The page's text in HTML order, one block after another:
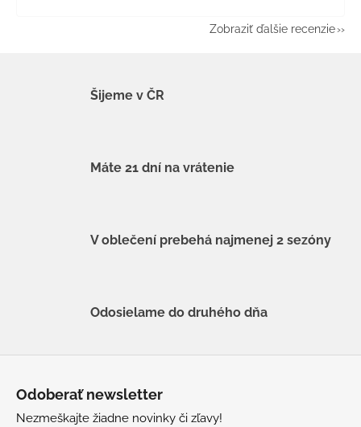
Zobraziť ďalšie recenzie
Šijeme v ČR
Máte 21 dní na vrátenie
V oblečení prebehá najmenej 2 sezóny
Odosielame do druhého dňa
Odoberať newsletter
Nezmeškajte žiadne novinky či zľavy!